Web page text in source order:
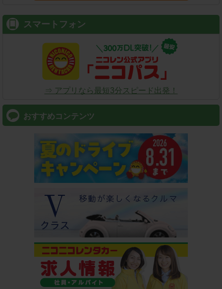
スマートフォン
⇒ アプリなら最短3分スピード出発！
おすすめコンテンツ